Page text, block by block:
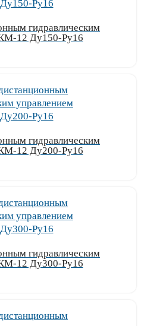
гидравлическим
12 Ду150-Ру16
гидравлическим
12 Ду200-Ру16
гидравлическим
12 Ду300-Ру16